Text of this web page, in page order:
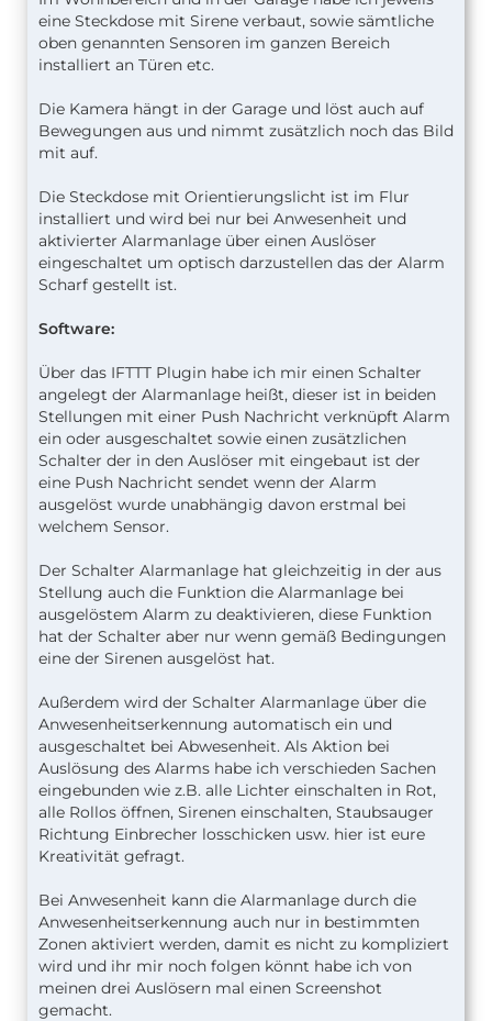
eine Steckdose mit Sirene verbaut, sowie sämtliche
oben genannten Sensoren im ganzen Bereich
installiert an Türen etc.
Die Kamera hängt in der Garage und löst auch auf
Bewegungen aus und nimmt zusätzlich noch das Bild
mit auf.
Die Steckdose mit Orientierungslicht ist im Flur
installiert und wird bei nur bei Anwesenheit und
aktivierter Alarmanlage über einen Auslöser
eingeschaltet um optisch darzustellen das der Alarm
Scharf gestellt ist.
Software:
Über das IFTTT Plugin habe ich mir einen Schalter
angelegt der Alarmanlage heißt, dieser ist in beiden
Stellungen mit einer Push Nachricht verknüpft Alarm
ein oder ausgeschaltet sowie einen zusätzlichen
Schalter der in den Auslöser mit eingebaut ist der
eine Push Nachricht sendet wenn der Alarm
ausgelöst wurde unabhängig davon erstmal bei
welchem Sensor.
Der Schalter Alarmanlage hat gleichzeitig in der aus
Stellung auch die Funktion die Alarmanlage bei
ausgelöstem Alarm zu deaktivieren, diese Funktion
hat der Schalter aber nur wenn gemäß Bedingungen
eine der Sirenen ausgelöst hat.
Außerdem wird der Schalter Alarmanlage über die
Anwesenheitserkennung automatisch ein und
ausgeschaltet bei Abwesenheit. Als Aktion bei
Auslösung des Alarms habe ich verschieden Sachen
eingebunden wie z.B. alle Lichter einschalten in Rot,
alle Rollos öffnen, Sirenen einschalten, Staubsauger
Richtung Einbrecher losschicken usw. hier ist eure
Kreativität gefragt.
Bei Anwesenheit kann die Alarmanlage durch die
Anwesenheitserkennung auch nur in bestimmten
Zonen aktiviert werden, damit es nicht zu kompliziert
wird und ihr mir noch folgen könnt habe ich von
meinen drei Auslösern mal einen Screenshot
gemacht.